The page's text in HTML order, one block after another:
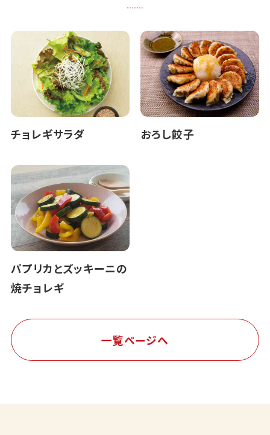
チョレギサラダ おろし餃子
パプリカとズッキーニの
焼チョレギ
一覧ページへ